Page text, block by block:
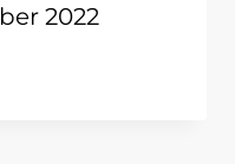
2022